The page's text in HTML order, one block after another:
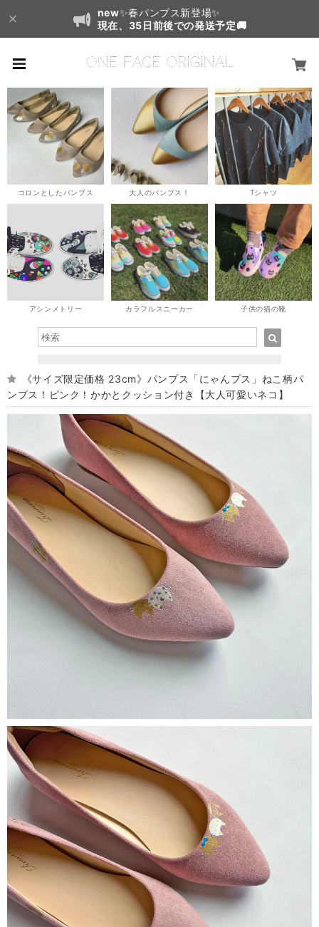
new✨春パンプス新登場✨
現在、35日前後での発送予定🚚
コロンとしたパンプス 大人のパンプス！ Tシャツ
アシンメトリー カラフルスニーカー 子供の猫の靴
《サイズ限定価格 23cm》パンプス「にゃんプス」ねこ柄パ
ンプス！ピンク！かかとクッション付き【大人可愛いネコ】